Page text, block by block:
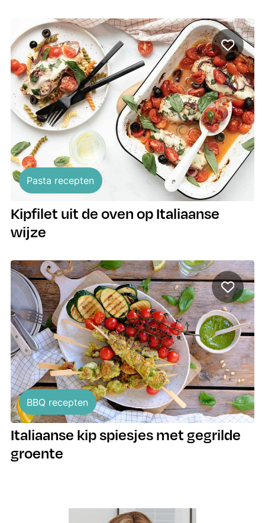
Pasta recepten
Kipfilet uit de oven op Italiaanse
wijze
BBQ recepten
Italiaanse kip spiesjes met gegrilde
groente